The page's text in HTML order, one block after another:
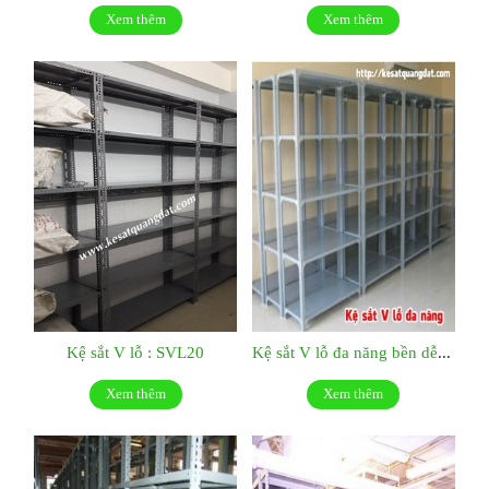
Xem thêm Xem thêm
Kệ sắt V lỗ : SVL20
Xem thêm Xem thêm